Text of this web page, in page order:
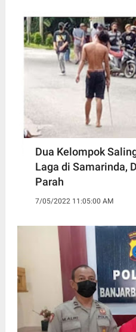
Dua Kelompok
Laga di Samarinda,
Parah
7/05/2022 11:05:00 AM